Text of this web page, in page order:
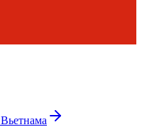
Вьетнама